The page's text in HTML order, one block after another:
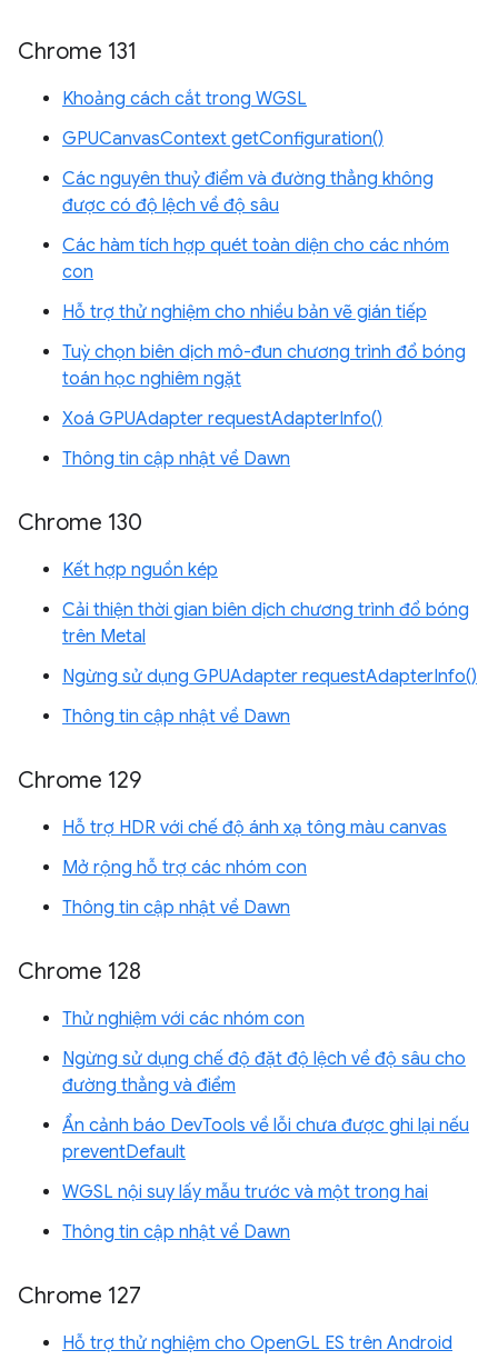
Chrome 131
Khoảng cách cắt trong WGSL
GPUCanvasContext getConfiguration()
Các nguyên thuỷ điểm và đường thẳng không
được có độ lệch về độ sâu
Các hàm tích hợp quét toàn diện cho các nhóm
con
Hỗ trợ thử nghiệm cho nhiều bản vẽ gián tiếp
Tuỳ chọn biên dịch mô-đun chương trình đổ bóng
toán học nghiêm ngặt
Xoá GPUAdapter requestAdapterInfo()
Thông tin cập nhật về Dawn
Chrome 130
Kết hợp nguồn kép
Cải thiện thời gian biên dịch chương trình đổ bóng
trên Metal
Ngừng sử dụng GPUAdapter requestAdapterInfo()
Thông tin cập nhật về Dawn
Chrome 129
Hỗ trợ HDR với chế độ ánh xạ tông màu canvas
Mở rộng hỗ trợ các nhóm con
Thông tin cập nhật về Dawn
Chrome 128
Thử nghiệm với các nhóm con
Ngừng sử dụng chế độ đặt độ lệch về độ sâu cho
đường thẳng và điểm
Ẩn cảnh báo DevTools về lỗi chưa được ghi lại nếu
preventDefault
WGSL nội suy lấy mẫu trước và một trong hai
Thông tin cập nhật về Dawn
Chrome 127
Hỗ trợ thử nghiệm cho OpenGL ES trên Android